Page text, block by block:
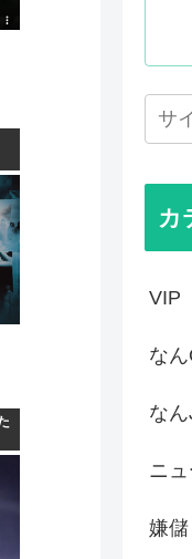
】ヒソカさん、ビ
安倍晋三が殺されたの
ン規制強化して世界
くんじゃなかった…
てきた河合ゆうすけ
カ
VIP
なん
なん
ニ
嫌儲